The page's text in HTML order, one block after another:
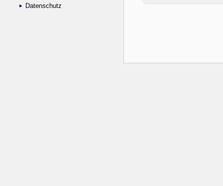
Datenschutz